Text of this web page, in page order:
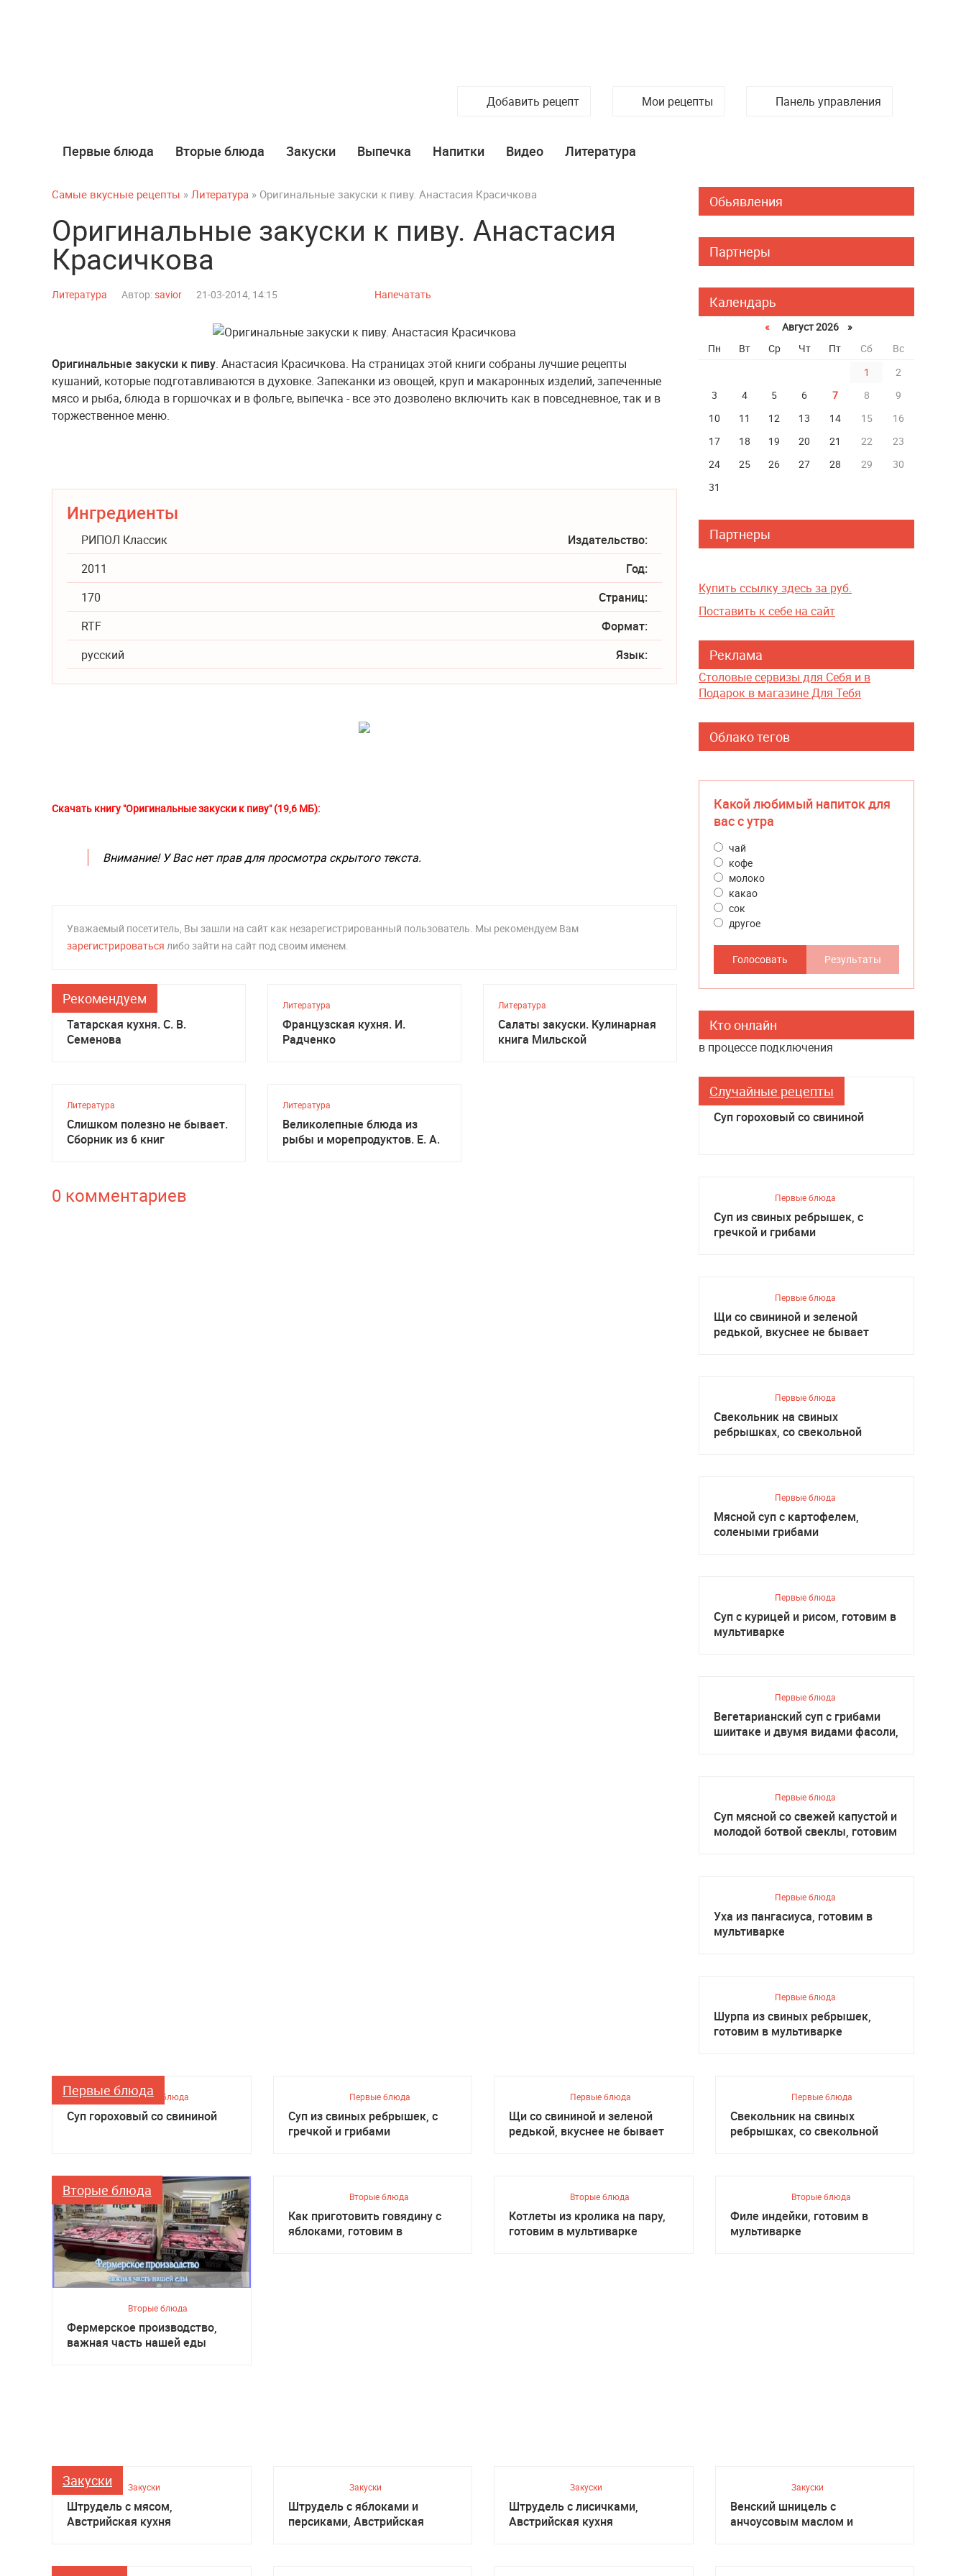
Панель управления
Мои рецепты
Добавить рецепт
Первые блюда Вторые блюда Закуски Выпечка Напитки Видео Литература
Самые вкусные рецепты » Литература » Оригинальные закуски к пиву. Анастасия Красичкова
Оригинальные закуски к пиву. Анастасия
Красичкова
Литература Автор:savior 21-03-2014, 14:15 Напечатать
Оригинальные закуски к пиву. Анастасия Красичкова. На страницах этой книги собраны лучшие рецепты
кушаний, которые подготавливаются в духовке. Запеканки из овощей, круп и макаронных изделий, запеченные
мясо и рыба, блюда в горшочках и в фольге, выпечка - все это дозволено включить как в повседневное, так и в
торжественное меню.
Ингредиенты
Издательство:
РИПОЛ Классик
Год:
2011
Страниц:
170
Формат:
RTF
Язык:
русский
Скачать книгу "Оригинальные закуски к пиву" (19,6 МБ):
Внимание! У Вас нет прав для просмотра скрытого текста.
Уважаемый посетитель, Вы зашли на сайт как незарегистрированный пользователь. Мы рекомендуем Вам
зарегистрироваться либо зайти на сайт под своим именем.
Рекомендуем
Литература
Татарская кухня. С. В.
Семенова
Литература
Французская кухня. И.
Радченко
Литература
Салаты закуски. Кулинарная
книга Мильской
Литература
Слишком полезно не бывает.
Сборник из 6 книг
Литература
Великолепные блюда из
рыбы и морепродуктов. Е. А.
0 комментариев
Обьявления
Партнеры
Календарь
«
Август 2026 »
Пн
Вт Ср Чт Пт Сб
Вс
1
2
3
4 5 6 7 8
9
10
11 12 13 14 15
16
17
18 19 20 21 22
23
24
25 26 27 28 29
30
31
Партнеры
Купить ссылку здесь за руб.
Поставить к себе на сайт
Реклама
Столовые сервизы для Себя и в
Подарок в магазине Для Тебя
Облако тегов
Какой любимый напиток для
вас с утра
чай
кофе
молоко
какао
сок
другое
Голосовать Результаты
Кто онлайн
в процессе подключения
Случайные рецепты
Первые блюда
Суп гороховый со свининой
Первые блюда
Суп из свиных ребрышек, с
гречкой и грибами
Первые блюда
Щи со свининой и зеленой
редькой, вкуснее не бывает
Первые блюда
Свекольник на свиных
ребрышках, со свекольной
Первые блюда
Мясной суп с картофелем,
солеными грибами
Первые блюда
Суп с курицей и рисом, готовим в
мультиварке
Первые блюда
Вегетарианский суп с грибами
шиитаке и двумя видами фасоли,
Первые блюда
Суп мясной со свежей капустой и
молодой ботвой свеклы, готовим
Первые блюда
Уха из пангасиуса, готовим в
мультиварке
Первые блюда
Шурпа из свиных ребрышек,
готовим в мультиварке
Первые блюдаПервые блюда
Суп гороховый со свининой
Первые блюда
Суп из свиных ребрышек, с
гречкой и грибами
Первые блюда
Щи со свининой и зеленой
редькой, вкуснее не бывает
Первые блюда
Свекольник на свиных
ребрышках, со свекольной
Вторые блюда
Вторые блюда
Фермерское производство,
важная часть нашей еды
Вторые блюда
Как приготовить говядину с
яблоками, готовим в
Вторые блюда
Котлеты из кролика на пару,
готовим в мультиварке
Вторые блюда
Филе индейки, готовим в
мультиварке
Закуски Закуски
Штрудель с мясом,
Австрийская кухня
Закуски
Штрудель с яблоками и
персиками, Австрийская
Закуски
Штрудель с лисичками,
Австрийская кухня
Закуски
Венский шницель с
анчоусовым маслом и